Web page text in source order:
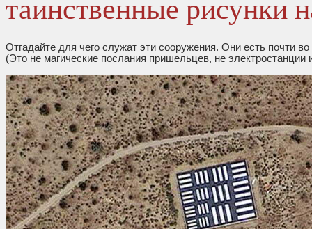
Отгадайте для чего служат эти сооружения. Они есть почти
(Это не магические послания пришельцев, не электростанции